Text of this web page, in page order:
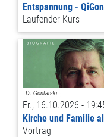
Entspannung -
Laufender Kurs
Fr., 16.10.2026 -
Kirche und Familie
Vortrag